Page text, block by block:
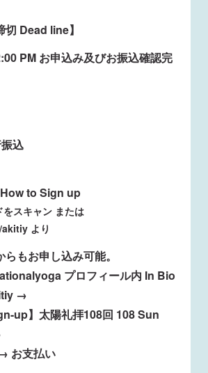
切 Dead line】
PM お申込み及びお振込確認完
込
to Sign up
をスキャン または
より
もお申し込み可能。
プロフィール内 In Bio
→
up】太陽礼拝108回 108 Sun
お支払い